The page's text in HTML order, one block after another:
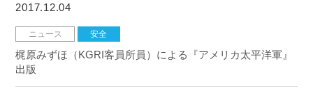
2017.12.04
ニュース 安全
梶原みずほ（KGRI客員所員）による『アメリカ太平洋軍』
出版